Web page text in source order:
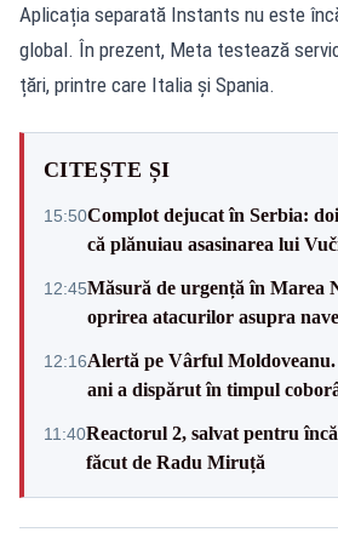
Aplicația separată Instants nu este
global. În prezent, Meta testează
țări, printre care Italia și Spania.
CITEȘTE ȘI
15:50Complot dejucat în Serbia:
că plănuiau asasinarea lui
12:45Măsură de urgență în Marea
oprirea atacurilor asupra
12:16Alertă pe Vârful
ani a dispărut în timpul
11:40Reactorul 2, salvat pentru
făcut de Radu Miruță